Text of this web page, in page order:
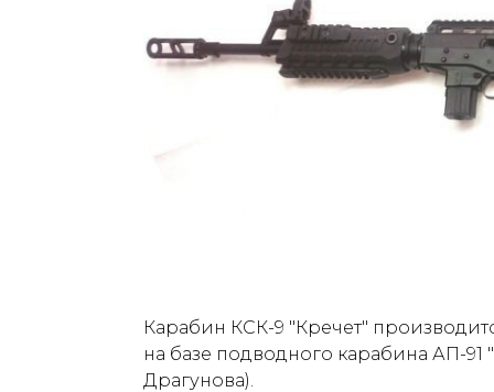
Карабин КСК-9 "Кречет"
на базе подводного карабина АП-
Драгунова).